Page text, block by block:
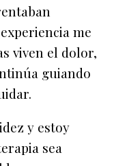
me
viven el dolor,
guiando
y estoy
sea